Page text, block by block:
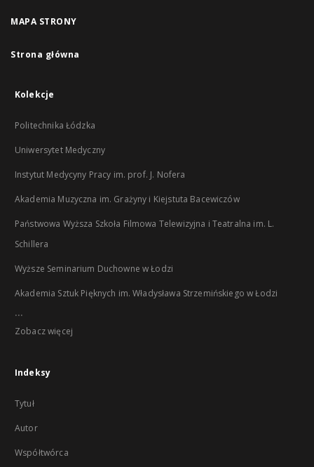
MAPA STRONY
Strona główna
Kolekcje
Politechnika Łódzka
Uniwersytet Medyczny
Instytut Medycyny Pracy im. prof. J. Nofera
Akademia Muzyczna im. Grażyny i Kiejstuta Bacewiczów
Państwowa Wyższa Szkoła Filmowa Telewizyjna i Teatralna im. L.
Schillera
Wyższe Seminarium Duchowne w Łodzi
Akademia Sztuk Pięknych im. Władysława Strzemińskiego w Łodzi
...
Zobacz więcej
Indeksy
Tytuł
Autor
Współtwórca